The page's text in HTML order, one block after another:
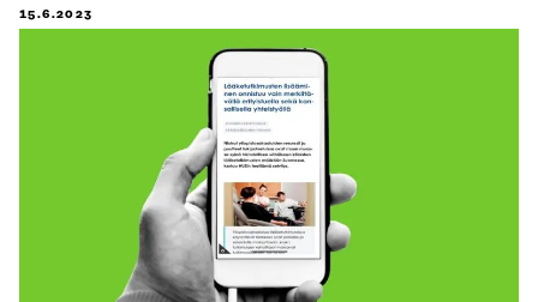
15.6.2023